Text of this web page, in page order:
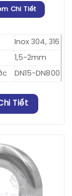
Chi Tiết
Inox 304, 316
1,5-2mm
DN15-DN800
Tiết